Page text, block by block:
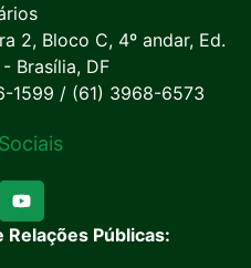
2, Bloco C, 4º andar, Ed.
Brasília, DF
1599 / (61) 3968-6573
Públicas: